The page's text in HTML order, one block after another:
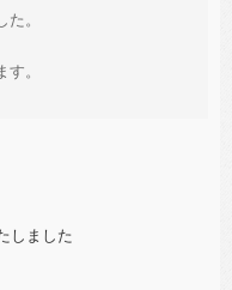
。
。
しました